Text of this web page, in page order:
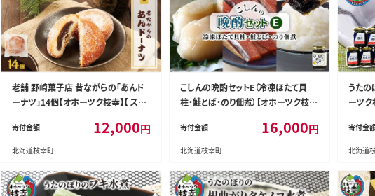
老舗 野崎菓子店 昔ながらの「あんド
ーナツ」14個【オホーツク枝幸】【 スイ
北海道 オホーツク 枝幸 】
寄付金額 12,000円
北海道枝幸町
こしんの晩酌セットE（冷凍ほたて貝
柱・鮭とば・のり佃煮）【オホーツク枝
のり 海苔 ほたて 帆立 北海道 オホー
ツク 枝幸 】
寄付金額 16,000円
北海道枝幸町
うたの
ーツク
寄付金
北海道